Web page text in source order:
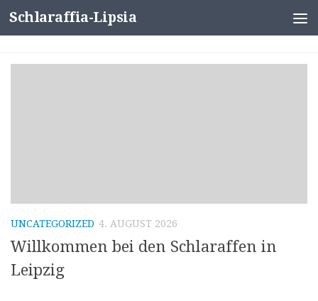
Zum Inhalt springen
Schlaraffia-Lipsia
UNCATEGORIZED 4. AUGUST 2026
Willkommen bei den Schlaraffen in
Leipzig